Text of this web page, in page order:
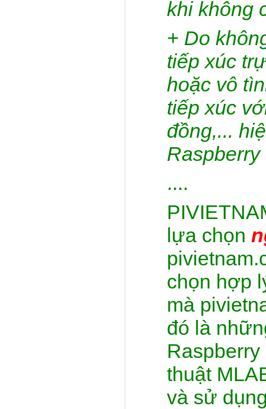
khi không
+ Do
tiếp xúc
hoặc vô
tiếp xúc
đồng,...
Raspberry
....
lựa chọn
chọn hợp
mà
đó là
thuật
và sử